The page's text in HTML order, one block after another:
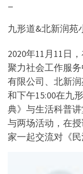
九形道&北新润苑
2020年11月11日
聚力社会工作服
有限公司、北新
和下午15:00在九
典》与生活科普
与两场活动，在
家一起交流对《民